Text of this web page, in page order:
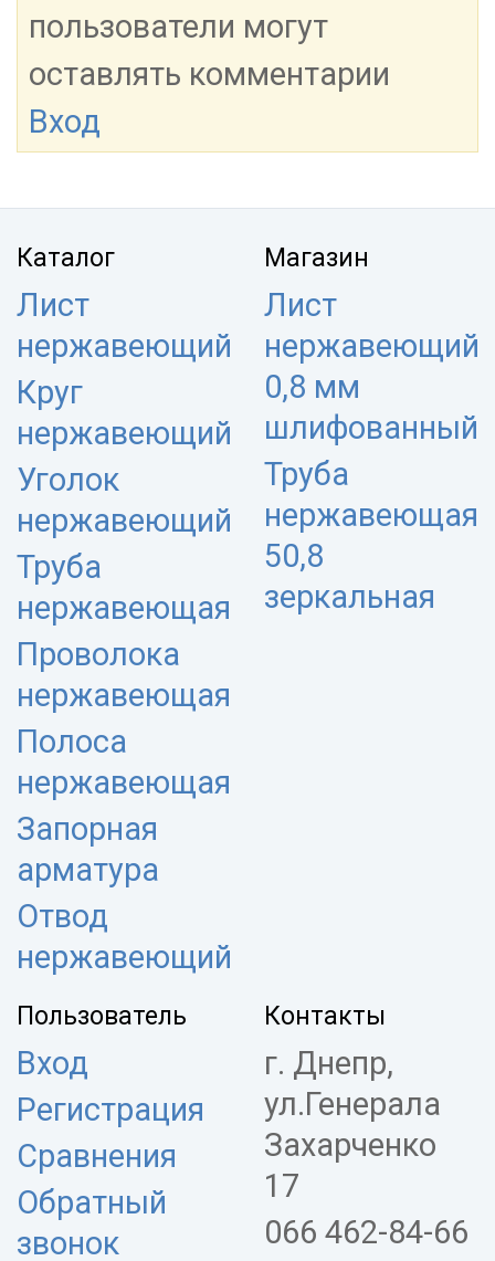
пользователи могут
оставлять комментарии
Вход
Каталог
Лист
нержавеющий
Круг
нержавеющий
Уголок
нержавеющий
Труба
нержавеющая
Проволока
нержавеющая
Полоса
нержавеющая
Запорная
арматура
Отвод
нержавеющий
Магазин
Лист
нержавеющий
0,8 мм
шлифованный
Труба
нержавеющая
50,8
зеркальная
Пользователь
Вход
Регистрация
Сравнения
Обратный
звонок
Контакты
г. Днепр,
ул.Генерала
Захарченко
17
066 462-84-66